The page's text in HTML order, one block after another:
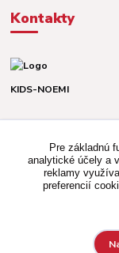
Kontakty
KIDS-NOEMI
(Po-Pia, 8-16 hod.)
Pre základnú
analytické účely a
reklamy
preferencií